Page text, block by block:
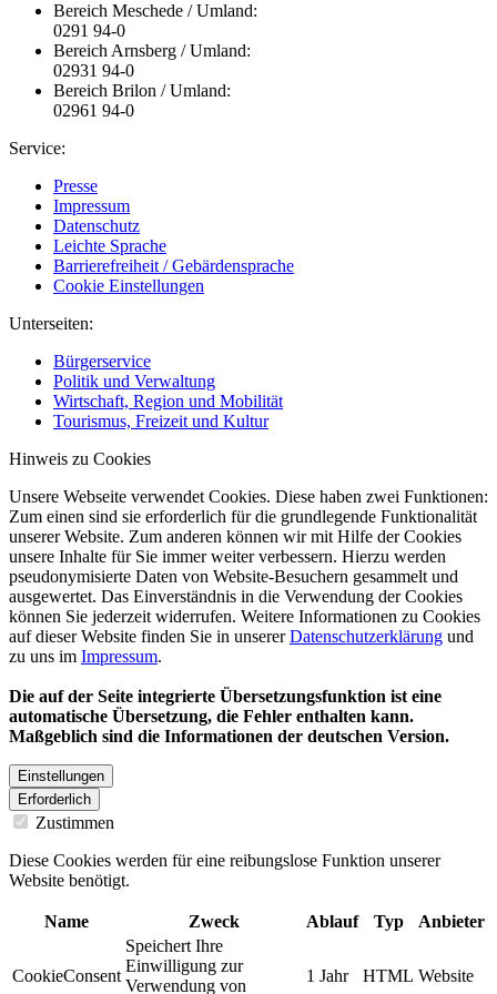
Bereich Meschede / Umland:
0291 94-0
Bereich Arnsberg / Umland:
02931 94-0
Bereich Brilon / Umland:
02961 94-0
Service:
Presse
Impressum
Datenschutz
Leichte Sprache
Barrierefreiheit / Gebärdensprache
Cookie Einstellungen
Unterseiten:
Bürgerservice
Politik und Verwaltung
Wirtschaft, Region und Mobilität
Tourismus, Freizeit und Kultur
Hinweis zu Cookies
Unsere Webseite verwendet Cookies. Diese haben zwei Funktionen:
Zum einen sind sie erforderlich für die grundlegende Funktionalität
unserer Website. Zum anderen können wir mit Hilfe der Cookies
unsere Inhalte für Sie immer weiter verbessern. Hierzu werden
pseudonymisierte Daten von Website-Besuchern gesammelt und
ausgewertet. Das Einverständnis in die Verwendung der Cookies
können Sie jederzeit widerrufen. Weitere Informationen zu Cookies
auf dieser Website finden Sie in unsererDatenschutzerklärung und
zu uns im Impressum.
Die auf der Seite integrierte Übersetzungsfunktion ist eine
automatische Übersetzung, die Fehler enthalten kann.
Maßgeblich sind die Informationen der deutschen Version.
Einstellungen
Erforderlich
Zustimmen
Diese Cookies werden für eine reibungslose Funktion unserer
Website benötigt.
Name Zweck Ablauf Typ Anbieter
CookieConsent
Speichert Ihre
Einwilligung zur
Verwendung von
1 Jahr HTML Website